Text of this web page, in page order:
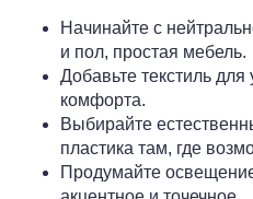
Начинайте с
и пол, простая мебель.
Добавьте текстиль для
комфорта.
Выбирайте
пластика там, где
Продумайте